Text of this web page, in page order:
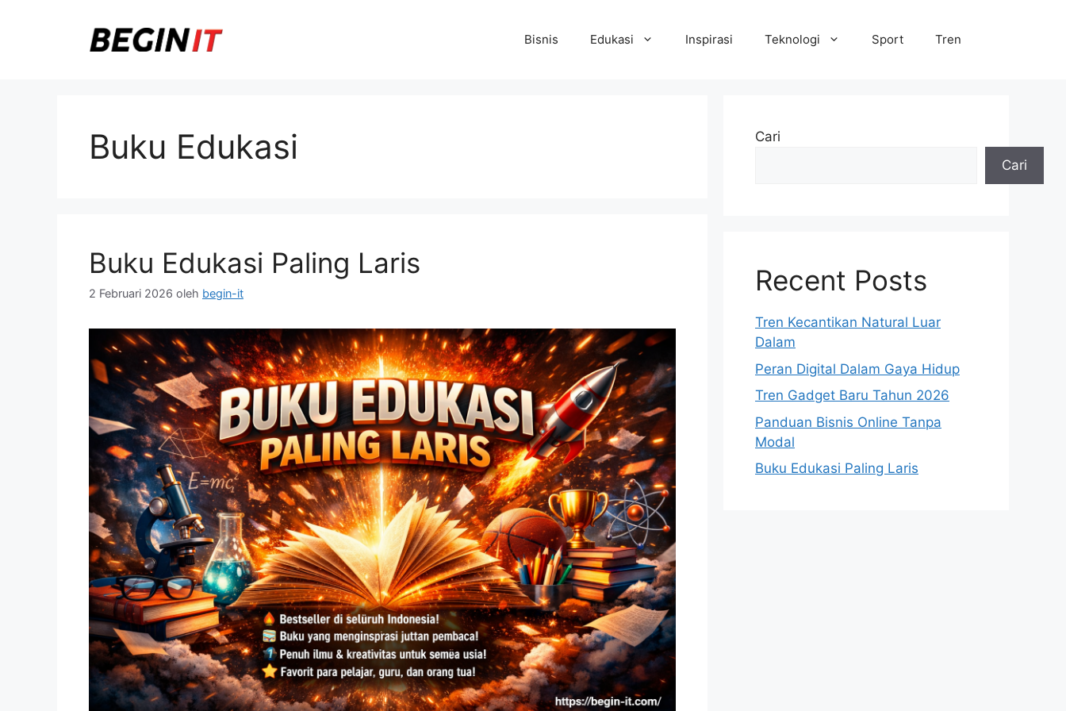
Bisnis Edukasi Inspirasi Teknologi Sport Tren
Buku Edukasi
Buku Edukasi Paling Laris
2 Februari 2026 oleh begin-it
Cari
Cari
Recent Posts
Tren Kecantikan Natural Luar
Dalam
Peran Digital Dalam Gaya Hidup
Tren Gadget Baru Tahun 2026
Panduan Bisnis Online Tanpa
Modal
Buku Edukasi Paling Laris